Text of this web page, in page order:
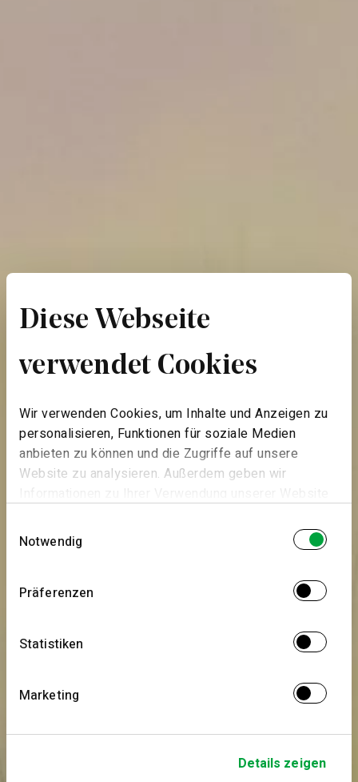
Diese Webseite
verwendet Cookies
Wir verwenden Cookies, um Inhalte und Anzeigen zu
personalisieren, Funktionen für soziale Medien
anbieten zu können und die Zugriffe auf unsere
Website zu analysieren. Außerdem geben wir
Analysen weiter. Unsere Partner führen diese
Informationen möglicherweise mit weiteren Daten
die sie im Rahmen Ihrer Nutzung der Dienste
Notwendig
Präferenzen
Statistiken
Marketing
Details zeigen